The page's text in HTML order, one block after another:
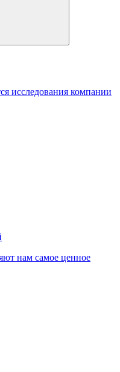
исследования компании
нам самое ценное